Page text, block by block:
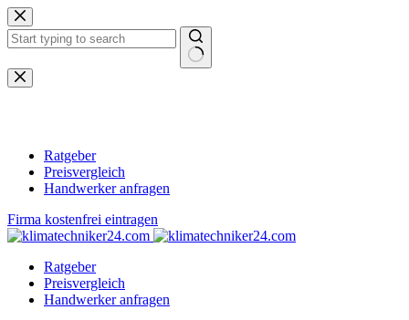
Zum
Inhalt
springen
Keine
Ergebnisse
Ratgeber
Preisvergleich
Handwerker anfragen
Firma kostenfrei eintragen
Ratgeber
Preisvergleich
Handwerker anfragen